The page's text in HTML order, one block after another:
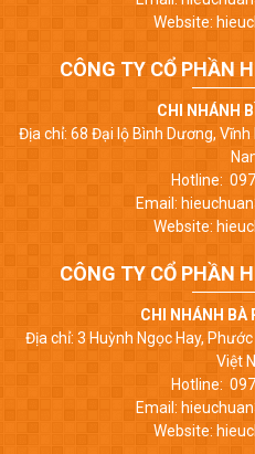
Website:
CÔNG TY CỔ PHẦN
CHI NHÁNH
Địa chỉ: 68 Đại lộ Bình Dương,
Hotline:
Email:
Website:
CÔNG TY CỔ PHẦN
CHI NHÁNH BÀ
Địa chỉ: 3 Huỳnh Ngọc Hay,
Việt
Hotline:
Email:
Website: